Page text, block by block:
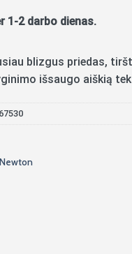
1-2 darbo dienas.
blizgus priedas,
išsaugo aiškią